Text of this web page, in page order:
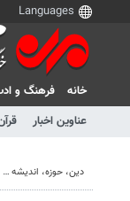
خانه فرهنگ و
عناوین اخبار
دين، حوزه، انديشه